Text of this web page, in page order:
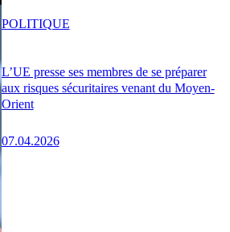
L’UE presse ses membres de se préparer
aux risques sécuritaires venant du Moyen-
Orient
07.04.2026
POLITIQUE